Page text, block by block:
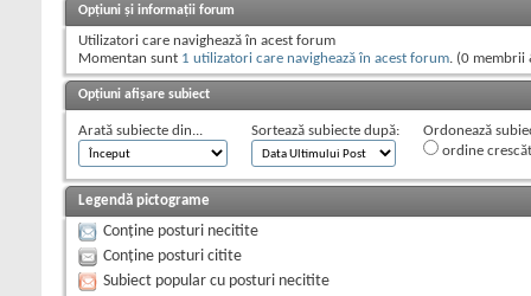
Opțiuni și informații forum
Utilizatori care navighează în acest forum
Momentan sunt 1 utilizatori care navighează în acest forum. (0 membrii
Opțiuni afișare subiect
Arată subiecte din... Sortează subiecte după:
Ordonează
ordine
Legendă pictograme
Conține posturi necitite
Conține posturi citite
Subiect popular cu posturi necitite